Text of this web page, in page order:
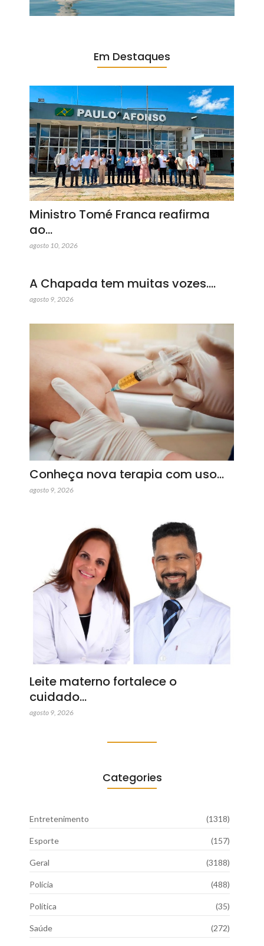
Em Destaques
Ministro Tomé Franca reafirma
ao…
agosto 10, 2026
A Chapada tem muitas vozes.…
agosto 9, 2026
Conheça nova terapia com uso…
agosto 9, 2026
Leite materno fortalece o
cuidado…
agosto 9, 2026
Categories
Entretenimento (1318)
Esporte (157)
Geral (3188)
Polícia (488)
Política (35)
Saúde (272)